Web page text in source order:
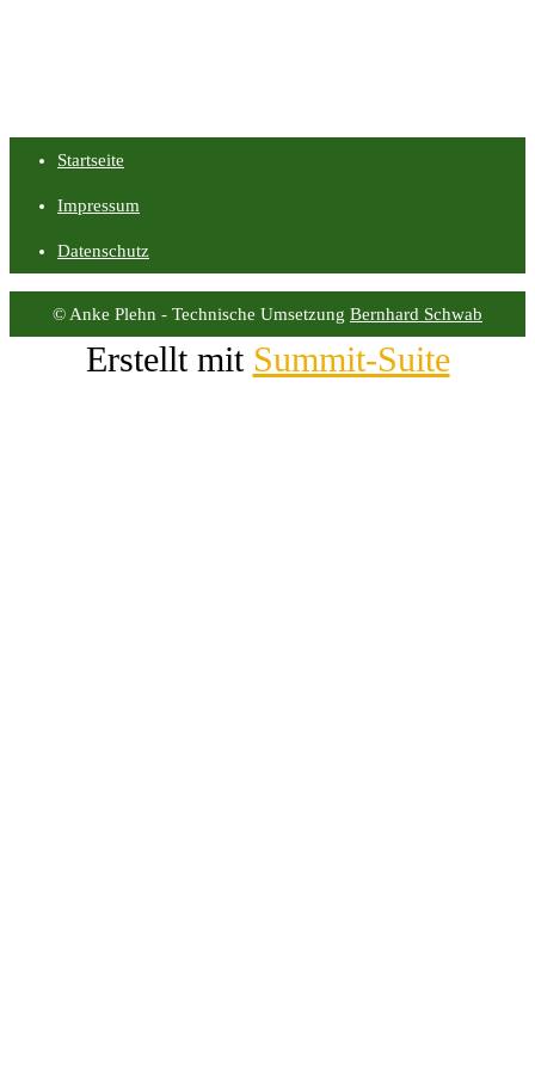
Startseite
Impressum
Datenschutz
© Anke Plehn - Technische Umsetzung Bernhard Schwab
Erstellt mit Summit-Suite